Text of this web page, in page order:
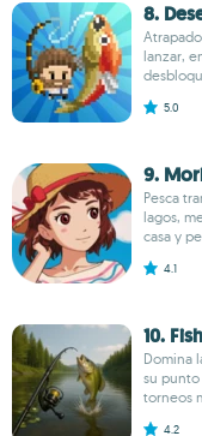
8.
lanzar,
5.0
9.
Pesca
lagos,
casa y
4.1
10.
Domina
su punto
torneos
4.2